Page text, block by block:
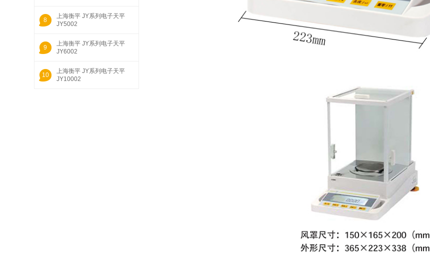
8
上海衡平 JY系列电子天平
JY5002
9
上海衡平 JY系列电子天平
JY6002
10
上海衡平 JY系列电子天平
JY10002